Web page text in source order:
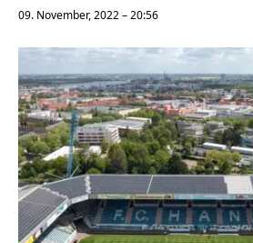
09. November, 2022 – 20:56